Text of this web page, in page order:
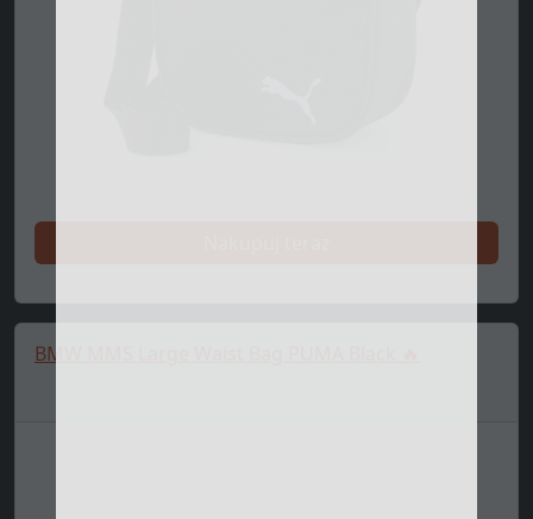
BMW MMS Large Waist Bag PUMA Black 🔥